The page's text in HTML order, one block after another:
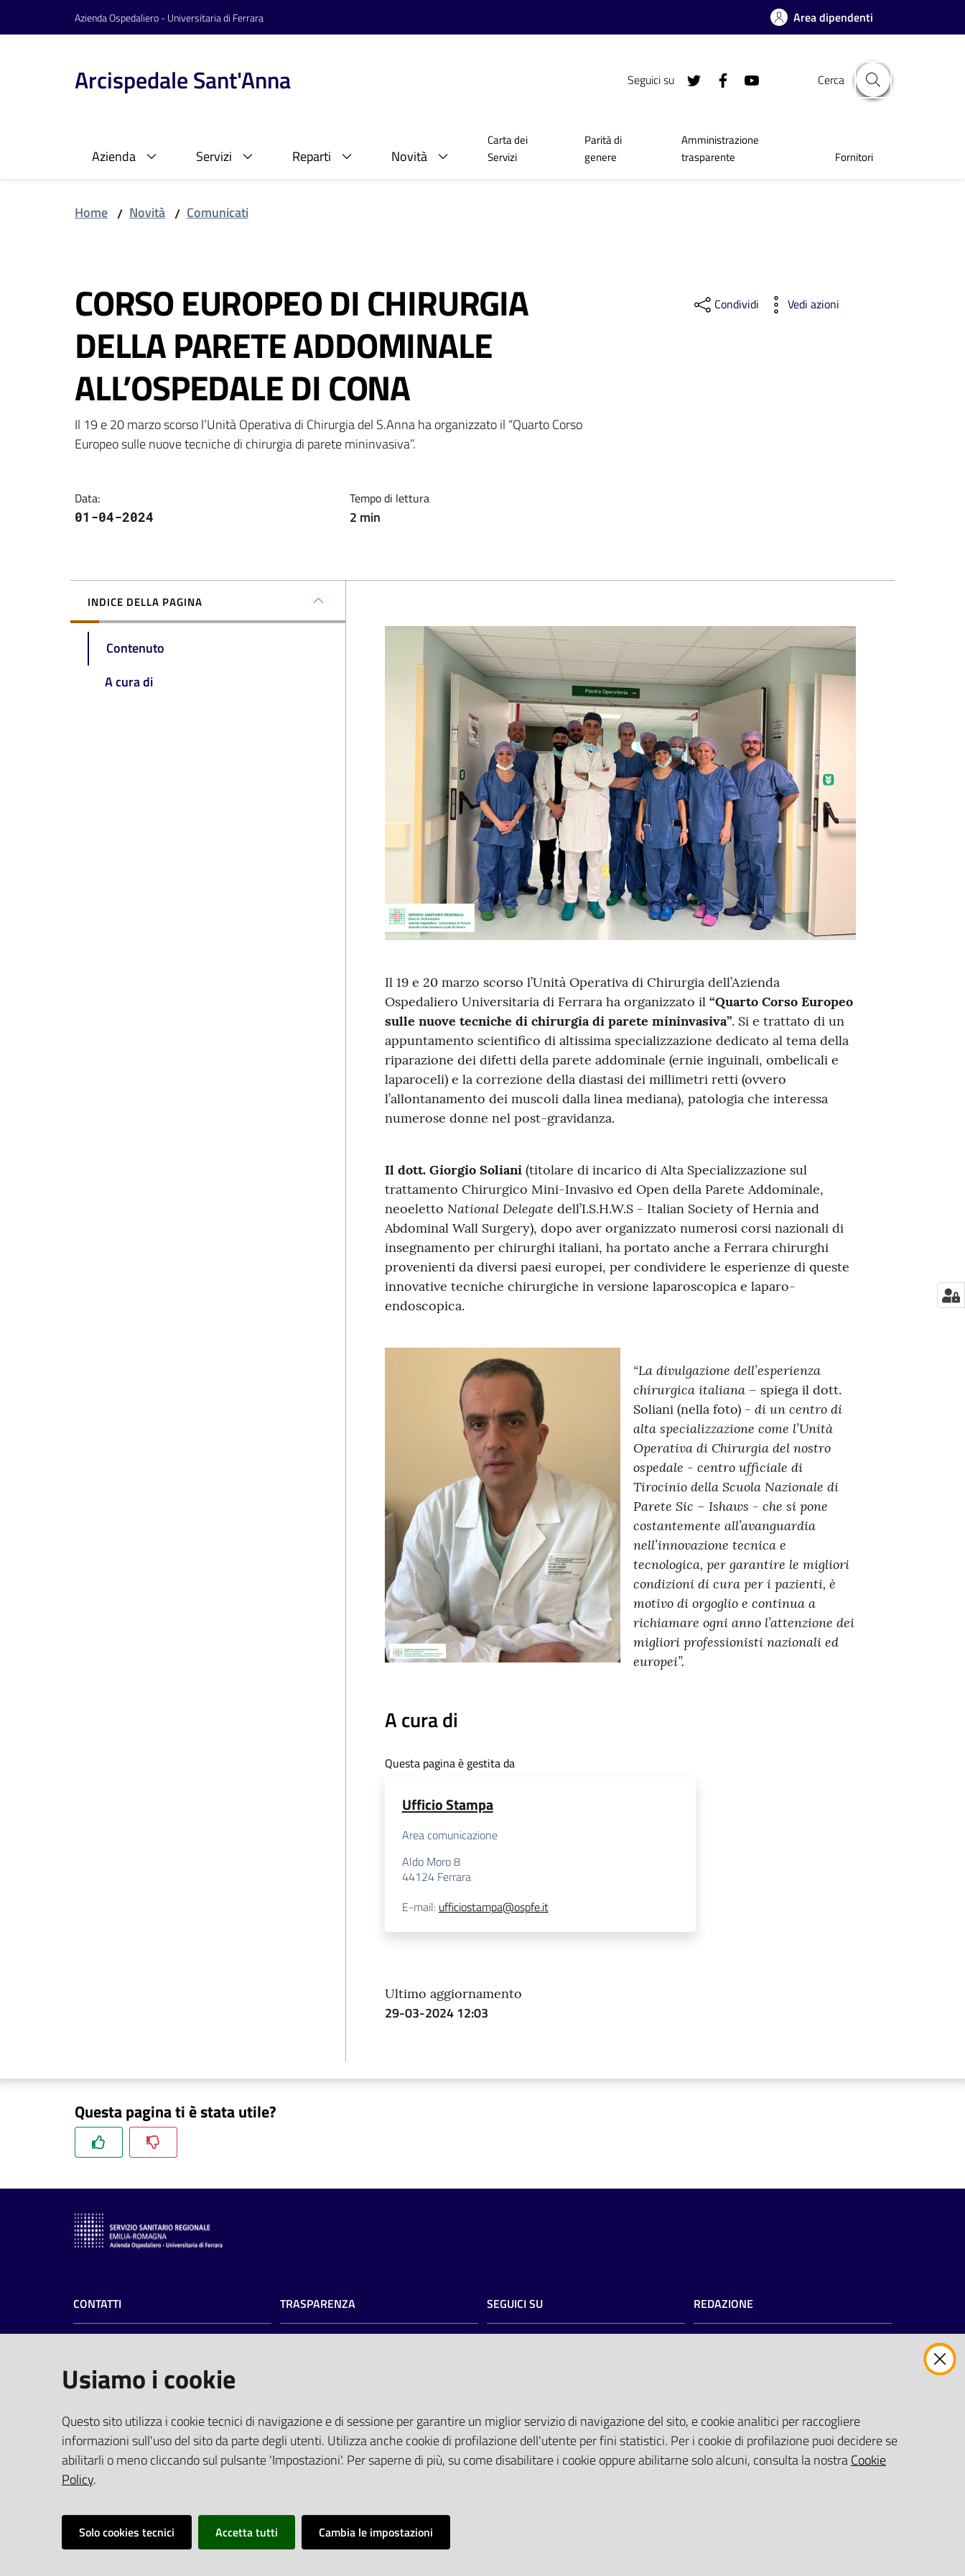
Vai al contenuto
Vai alla navigazioneAzienda Ospedaliero - Universitaria di Ferrara Area dipendenti
Arcispedale Sant'Anna Seguici su Cerca
Azienda Servizi Reparti Novità
Carta dei
Servizi
Parità di
genere
Amministrazione
trasparente
Fornitori
Home / Novità / Comunicati
CORSO EUROPEO DI CHIRURGIA
DELLA PARETE ADDOMINALE
ALL’OSPEDALE DI CONA
Il 19 e 20 marzo scorso l’Unità Operativa di Chirurgia del S.Anna ha organizzato il “Quarto Corso
Europeo sulle nuove tecniche di chirurgia di parete mininvasiva”.
Data:
01-04-2024
Tempo di lettura
2 min
Condividi Vedi azioni
INDICE DELLA PAGINA
Contenuto
A cura di
Il 19 e 20 marzo scorso l’Unità Operativa di Chirurgia dell’Azienda
Ospedaliero Universitaria di Ferrara ha organizzato il “Quarto Corso Europeo
sulle nuove tecniche di chirurgia di parete mininvasiva”. Si e trattato di un
appuntamento scientifico di altissima specializzazione dedicato al tema della
riparazione dei difetti della parete addominale (ernie inguinali, ombelicali e
laparoceli) e la correzione della diastasi dei millimetri retti (ovvero
l’allontanamento dei muscoli dalla linea mediana), patologia che interessa
numerose donne nel post-gravidanza.
Il dott. Giorgio Soliani(titolare di incarico di Alta Specializzazione sul
trattamento Chirurgico Mini-Invasivo ed Open della Parete Addominale,
neoeletto National Delegate dell’I.S.H.W.S - Italian Society of Hernia and
Abdominal Wall Surgery), dopo aver organizzato numerosi corsi nazionali di
insegnamento per chirurghi italiani, ha portato anche a Ferrara chirurghi
provenienti da diversi paesi europei, per condividere le esperienze di queste
innovative tecniche chirurgiche in versione laparoscopica e laparo-
endoscopica.
“La divulgazione dell’esperienza
chirurgica italiana– spiega il dott.
Soliani (nella foto) - di un centro di
alta specializzazione come l’Unità
Operativa di Chirurgia del nostro
ospedale - centro ufficiale di
Tirocinio della Scuola Nazionale di
Parete Sic – Ishaws - che si pone
costantemente all’avanguardia
nell’innovazione tecnica e
tecnologica, per garantire le migliori
condizioni di cura per i pazienti, è
motivo di orgoglio e continua a
richiamare ogni anno l’attenzione dei
migliori professionisti nazionali ed
europei”.
A cura di
Questa pagina è gestita da
Ufficio Stampa
Area comunicazione
Aldo Moro 8
44124 Ferrara
E-mail: ufficiostampa@ospfe.it
Ultimo aggiornamento
29-03-2024 12:03
Questa pagina ti è stata utile?
CONTATTI
Arcispedale S.Anna
Centralino 0532 236111
Fax 0532 236650
P.I. 01295950388
TRASPARENZA
(protocollo@pec.ospfe.it)
Elenco Siti Tematici
Tempi di attesa
SEGUICI SU
Posta Elettronica Aziendale
Cloud aziendale
(manuale di istruzioni
Portale del Dipendente
Sito intranet
REDAZIONE
Vai alla pagina
Usiamo i cookie
Questo sito utilizza i cookie tecnici di navigazione e di sessione per garantire un miglior servizio di navigazione del sito, e cookie analitici per raccogliere
informazioni sull'uso del sito da parte degli utenti. Utilizza anche cookie di profilazione dell'utente per fini statistici. Per i cookie di profilazione puoi decidere se
abilitarli o meno cliccando sul pulsante 'Impostazioni'. Per saperne di più, su come disabilitare i cookie oppure abilitarne solo alcuni, consulta la nostraCookie
Policy.
Solo cookies tecnici Accetta tutti Cambia le impostazioni